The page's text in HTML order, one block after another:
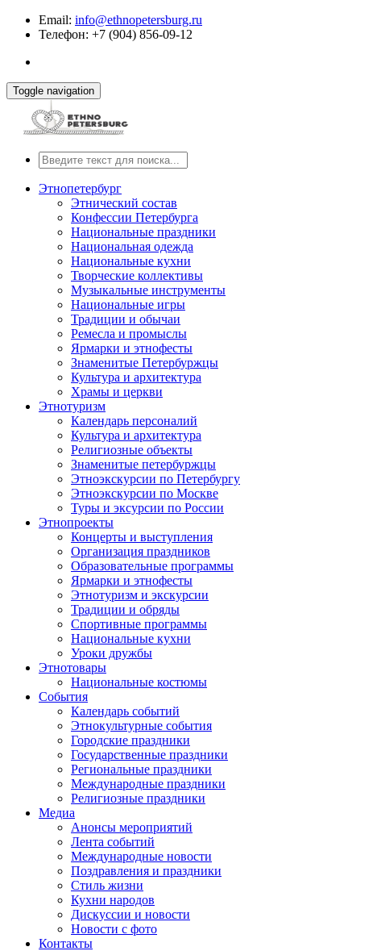
Email: info@ethnopetersburg.ru
Телефон: +7 (904) 856-09-12
Toggle navigation
Этнопетербург
Этнический состав
Конфессии Петербурга
Национальные праздники
Национальная одежда
Национальные кухни
Творческие коллективы
Музыкальные инструменты
Национальные игры
Традиции и обычаи
Ремесла и промыслы
Ярмарки и этнофесты
Знаменитые Петербуржцы
Культура и архитектура
Храмы и церкви
Этнотуризм
Календарь персоналий
Культура и архитектура
Религиозные объекты
Знаменитые петербуржцы
Этноэкскурсии по Петербургу
Этноэкскурсии по Москве
Туры и эксурсии по России
Этнопроекты
Концерты и выступления
Организация праздников
Образовательные программы
Ярмарки и этнофесты
Этнотуризм и экскурсии
Традиции и обряды
Спортивные программы
Национальные кухни
Уроки дружбы
Этнотовары
Национальные костюмы
События
Календарь событий
Этнокультурные события
Городские праздники
Государственные праздники
Региональные праздники
Международные праздники
Религиозные праздники
Медиа
Анонсы мероприятий
Лента событий
Международные новости
Поздравления и праздники
Cтиль жизни
Кухни народов
Дискуссии и новости
Новости с фото
Контакты